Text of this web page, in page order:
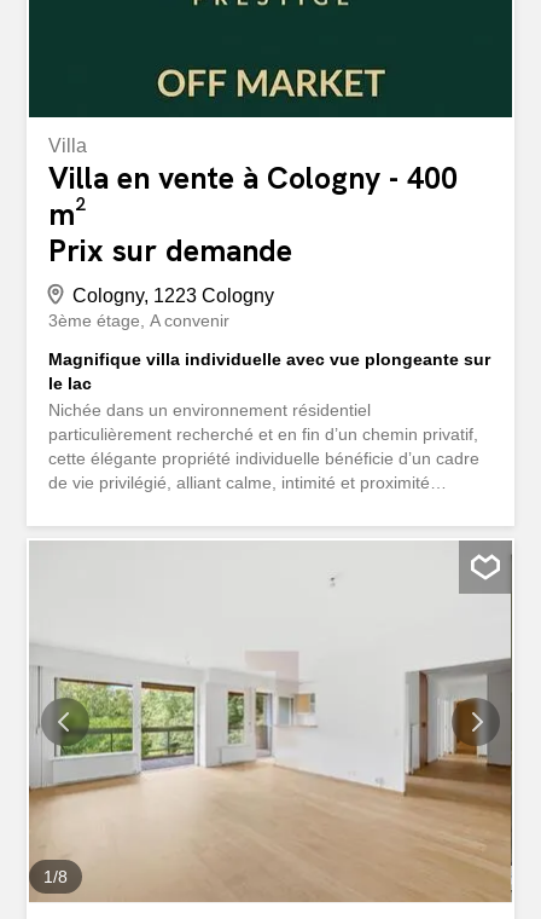
Villa
Villa en vente à Cologny - 400
m²
Prix sur demande
Cologny, 1223 Cologny
3ème étage A convenir
Magnifique villa individuelle avec vue plongeante sur
le lac
Nichée dans un environnement résidentiel
particulièrement recherché et en fin d’un chemin privatif,
cette élégante propriété individuelle bénéficie d’un cadre
de vie privilégié, alliant calme, intimité et proximité
magnifique parcelle arborée de plus de 1 400 m², la villa
offre près de 400 m² habitables répartis sur trois niveaux,
auxquels s’ajoutent environ 100 m² de surfaces utiles.
espaces. Les pièces de réception, baignées de lumière
naturelle, s’ouvrent sur de vastes terrasses et profitent
d’une vue dégagée sur le jardin et d’un panorama
exceptionnel sur le lac Léman. Le salon agrémenté d’une
cheminée, la salle à manger, la bibliothèque ainsi que la
cuisine avec îlot central composent un espace de vie
convivial et élégant. La partie nuit comprend cinq
1/8